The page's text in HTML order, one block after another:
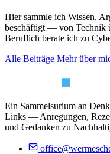
Hier sammle ich Wissen,
beschäftigt — von Technik
Beruflich berate ich zu
Alle Beiträge Mehr über
Ein Sammelsurium an
Links — Anregungen,
und Gedanken zu